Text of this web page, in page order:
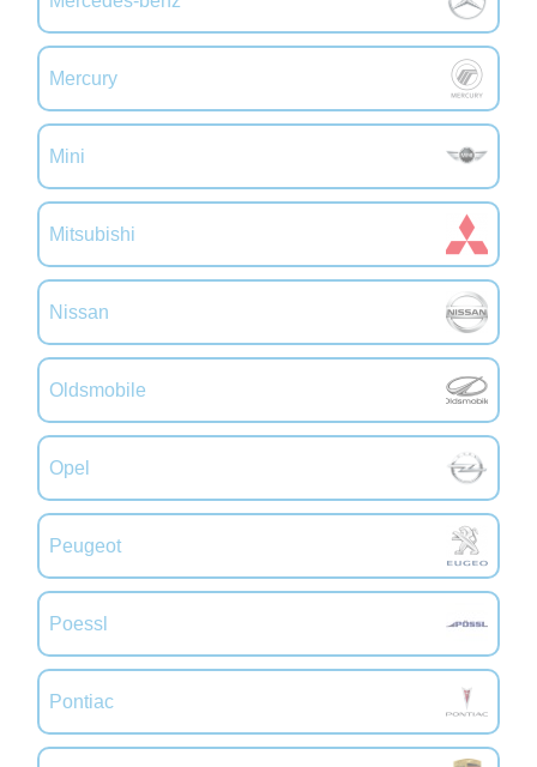
Mercury
Mini
Mitsubishi
Nissan
Oldsmobile
Opel
Peugeot
Poessl
Pontiac